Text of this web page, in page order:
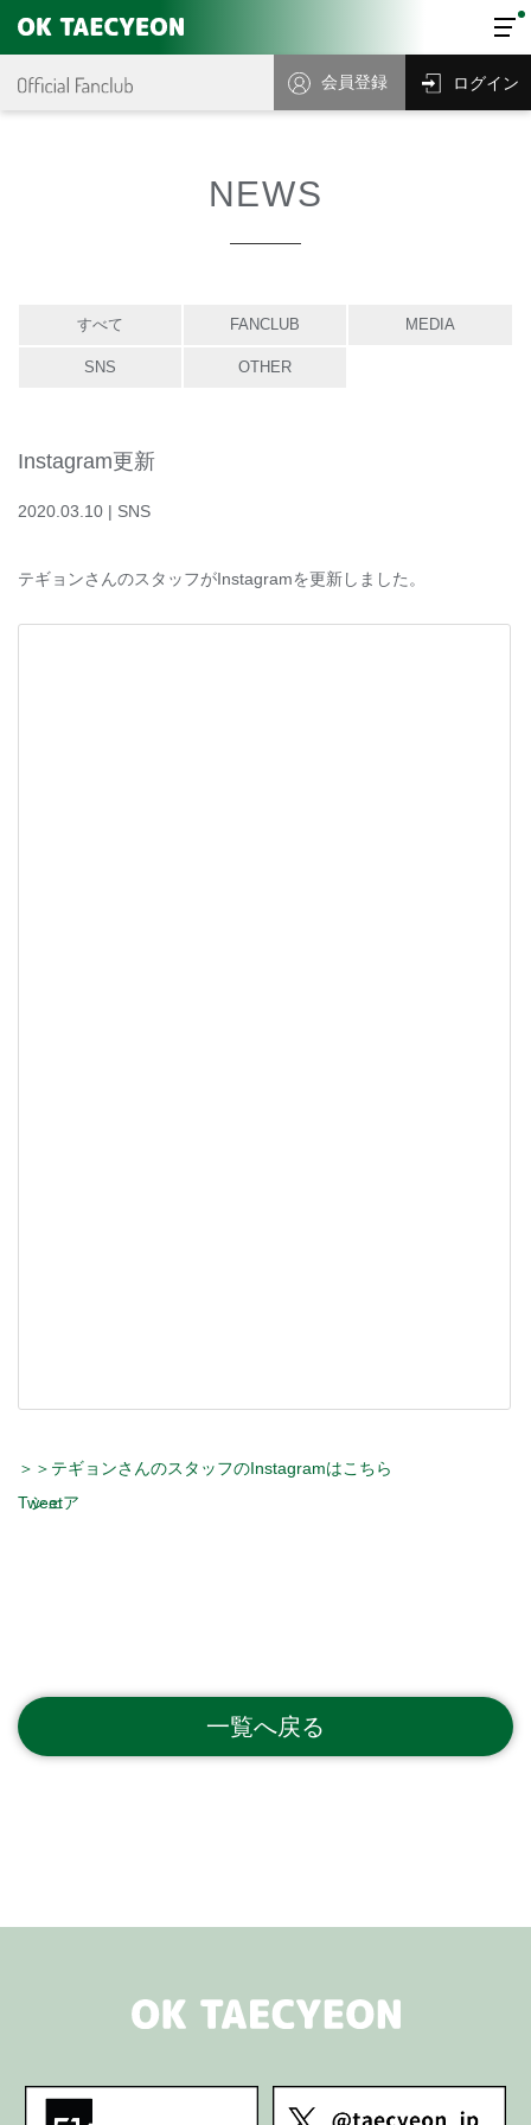
会員登録 ログイン
NEWS
すべて FANCLUB MEDIA
SNS OTHER
Instagram更新
2020 03 10 | SNS
テギョンさんのスタッフがInstagramを更新しました。
＞＞テギョンさんのスタッフのInstagramはこちら
Tweet
シェア
一覧へ戻る